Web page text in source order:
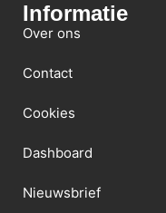
Informatie
Over ons
Contact
Cookies
Dashboard
Nieuwsbrief